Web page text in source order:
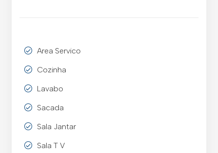
Area Servico
Cozinha
Lavabo
Sacada
Sala Jantar
Sala T V